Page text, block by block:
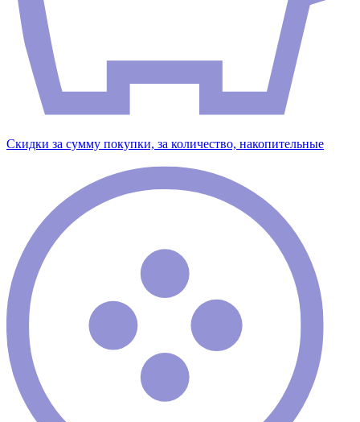
Скидки за сумму покупки, за количество, накопительные